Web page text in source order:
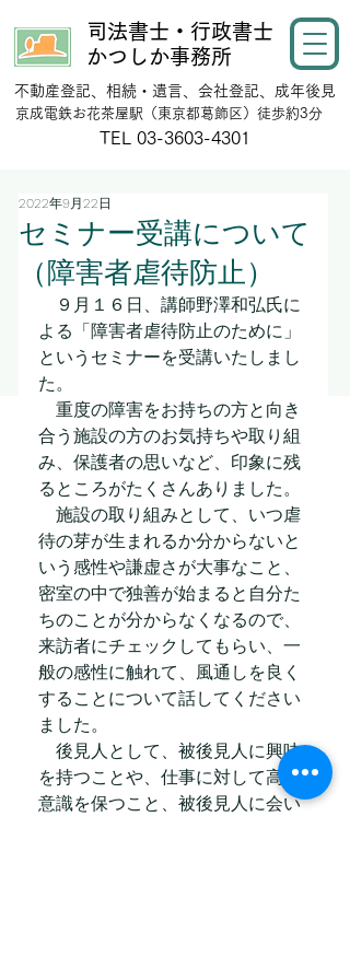
司法書士・行政書士
かつしか事務所
不動産登記、相続・遺言、会社登記、成年後見
​京成電鉄お花茶屋駅（東京都葛飾区）徒歩約3分
​TEL 03-3603-4301
セミナー受講について
（障害者虐待防止）
2022年9月22日
９月１６日、講師野澤和弘氏に
よる「障害者虐待防止のために」
というセミナーを受講いたしまし
た。
重度の障害をお持ちの方と向き
合う施設の方のお気持ちや取り組
み、保護者の思いなど、印象に残
るところがたくさんありました。
施設の取り組みとして、いつ虐
待の芽が生まれるか分からないと
いう感性や謙虚さが大事なこと、
密室の中で独善が始まると自分た
ちのことが分からなくなるので、
来訪者にチェックしてもらい、一
般の感性に触れて、風通しを良く
することについて話してください
ました。
後見人として、被後見人に興味
を持つことや、仕事に対して高い
意識を保つこと、被後見人に会い